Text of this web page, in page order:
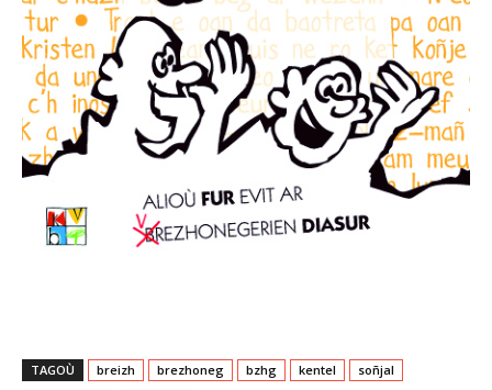
TAGOÙ breizh brezhoneg bzhg kentel
soñjal